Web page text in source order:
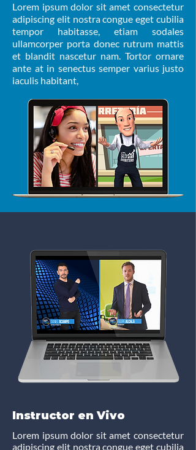
Lorem ipsum dolor sit amet consectetur
adipiscing elit nostra congue eget cubilia
tempor habitasse, etiam sodales
ullamcorper porta donec rutrum mattis
et blandit nascetur nam. Tortor ornare
ante at in senectus semper varius justo
iaculis habitant,
Instructor en Vivo
Lorem ipsum dolor sit amet consectetur
adipiscing elit nostra congue eget cubilia